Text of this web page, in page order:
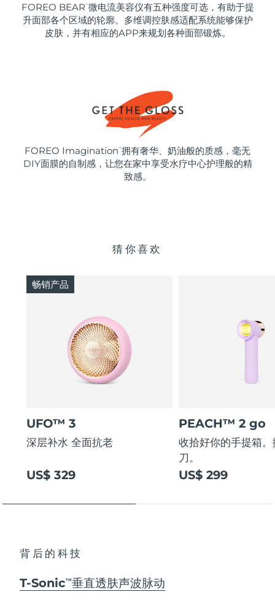
FOREO BEAR ™ 微电流美容仪有五种强度可选，有助于提
升面部各个区域的轮廓。多维调控肤感适配系统能够保护
皮肤，并有相应的APP来规划各种面部锻炼。
FOREO Imagination ™ 拥有奢华、奶油般的质感，毫无
DIY面膜的自制感，让您在家中享受水疗中心护理般的精
致感。
猜你喜欢
UFO™ 3
深层补水 全面抗老
US$ 329
畅销产品
PEACH™ 2 go
收拾好你的手提箱
刀。
US$ 299
背后的科技
T-SonicTM 垂直透肤声波脉动